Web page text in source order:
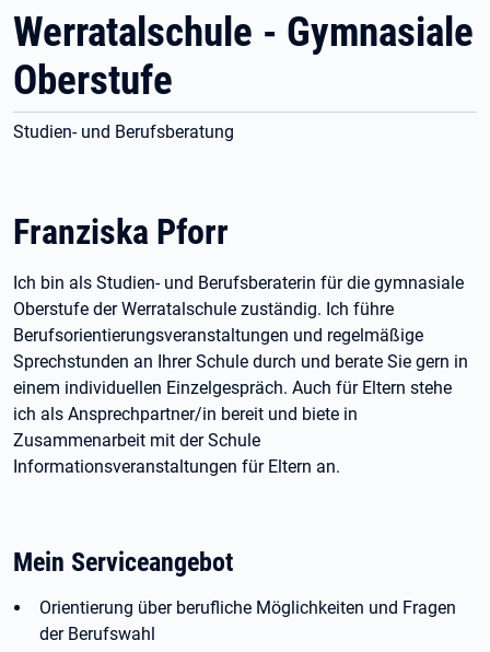
Werratalschule - Gymnasiale
Oberstufe
Studien- und Berufsberatung
Franziska Pforr
Ich bin als Studien- und Berufsberaterin für die gymnasiale
Oberstufe der Werratalschule zuständig. Ich führe
Berufsorientierungsveranstaltungen und regelmäßige
Sprechstunden an Ihrer Schule durch und berate Sie gern in
einem individuellen Einzelgespräch. Auch für Eltern stehe
ich als Ansprechpartner/in bereit und biete in
Zusammenarbeit mit der Schule
Informationsveranstaltungen für Eltern an.
Mein Serviceangebot
Orientierung über berufliche Möglichkeiten und Fragen
der Berufswahl